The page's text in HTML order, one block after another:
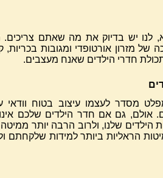
לנו יש בדיוק את מה שאתם צריכים.
של מזרון אורטופדי ומגובות בכריות,
חדרי הילדים שאנח מעצבים.
מסדר לעצמו עיצוב בטוח וודאי
אולם, גם אם חדר הילדים שלכם
שלנו, ולרוב הרבה יותר
הראליות ביותר למידות שלקחתם